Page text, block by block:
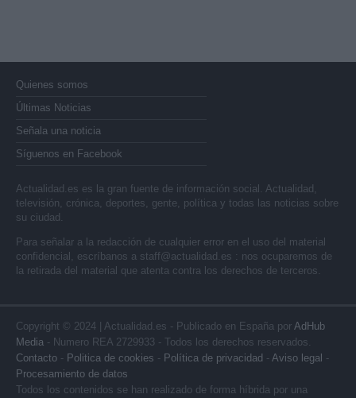
Quienes somos
Últimas Noticias
Señala una noticia
Síguenos en Facebook
Actualidad.es es la gran fuente de información social. Actualidad,
televisión, crónica, deportes, gente, política y todas las noticias sobre
su ciudad.
Para señalar a la redacción de cualquier error en el uso del material
confidencial, escríbanos a staff@actualidad.es : nos ocuparemos de
la retirada del material que atenta contra los derechos de terceros.
Copyright © 2024 | Actualidad.es - Publicado en España por AdHub
Media - Numero REA 2729933 - Todos los derechos reservados.
Contacto - Politica de cookies - Política de privacidad - Aviso legal -
Procesamiento de datos
Todos los contenidos se han realizado de forma híbrida por una